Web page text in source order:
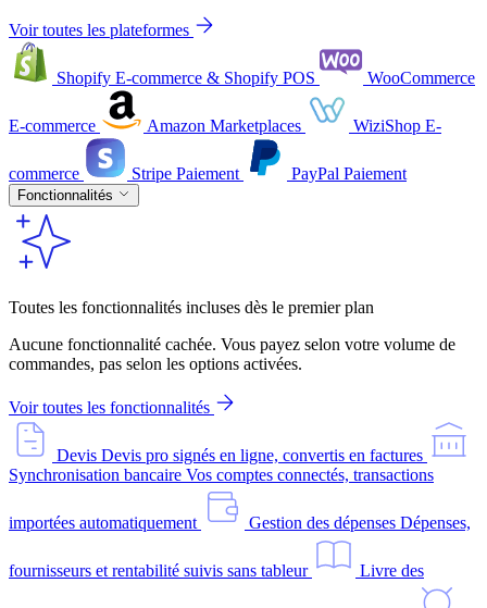
Voir toutes les plateformes
Shopify E-commerce & Shopify POS WooCommerce
E-commerce Amazon Marketplaces WiziShop E-
commerce Stripe Paiement PayPal Paiement
Fonctionnalités
Toutes les fonctionnalités incluses dès le premier plan
Aucune fonctionnalité cachée. Vous payez selon votre volume de
commandes, pas selon les options activées.
Voir toutes les fonctionnalités
Devis Devis pro signés en ligne, convertis en factures
Synchronisation bancaire Vos comptes connectés, transactions
importées automatiquement Gestion des dépenses Dépenses,
fournisseurs et rentabilité suivis sans tableur Livre des